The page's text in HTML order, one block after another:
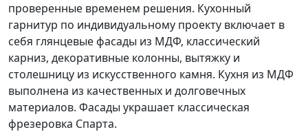
проверенные временем решения. Кухонный
гарнитур по индивидуальному проекту включает в
себя глянцевые фасады из МДФ, классический
карниз, декоративные колонны, вытяжку и
столешницу из искусственного камня. Кухня из МДФ
выполнена из качественных и долговечных
материалов. Фасады украшает классическая
фрезеровка Спарта.